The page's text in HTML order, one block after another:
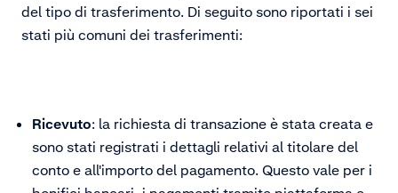
del tipo di trasferimento. Di seguito sono riportati i sei
stati più comuni dei trasferimenti:
Ricevuto: la richiesta di transazione è stata creata e
sono stati registrati i dettagli relativi al titolare del
conto e all'importo del pagamento. Questo vale per i